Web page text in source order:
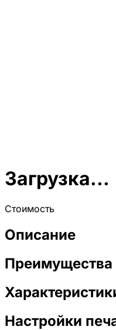
Загрузка...
Стоимость
Описание
Преимущества
Настройки